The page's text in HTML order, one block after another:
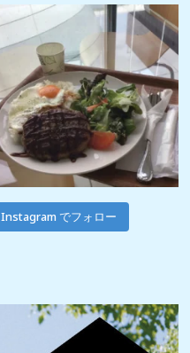
Instagram でフォロー